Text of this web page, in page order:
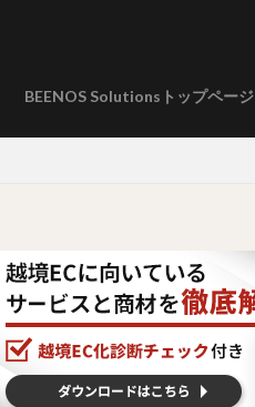
BEENOS Solutionsトップページ